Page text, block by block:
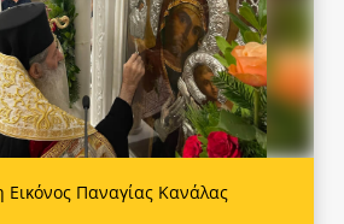
Εικόνος Παναγίας Κανάλας